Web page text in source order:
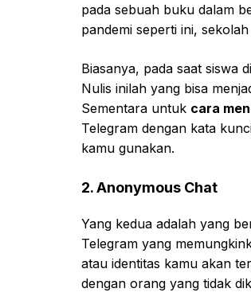
pada sebuah buku dalam
pandemi seperti ini,
Biasanya, pada saat siswa
Nulis inilah yang bisa
Sementara untuk cara
Telegram dengan kata
kamu gunakan.
2. Anonymous Chat
Yang kedua adalah yang
Telegram yang
atau identitas kamu akan
dengan orang yang tidak